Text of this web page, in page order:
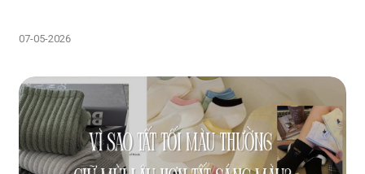
07-05-2026